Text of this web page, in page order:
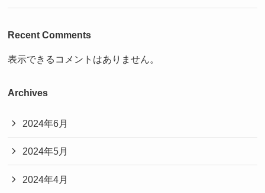
Recent Comments
表示できるコメントはありません。
Archives
2024年6月
2024年5月
2024年4月